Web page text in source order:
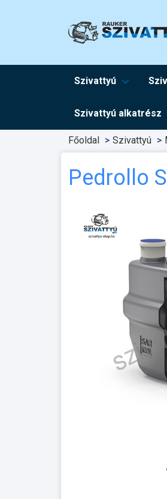
Szivattyú
Szivattyú alkatrész
Főoldal Szivattyú
Pedrollo